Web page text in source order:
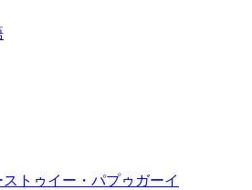
ストゥイー・パプゥガーイ